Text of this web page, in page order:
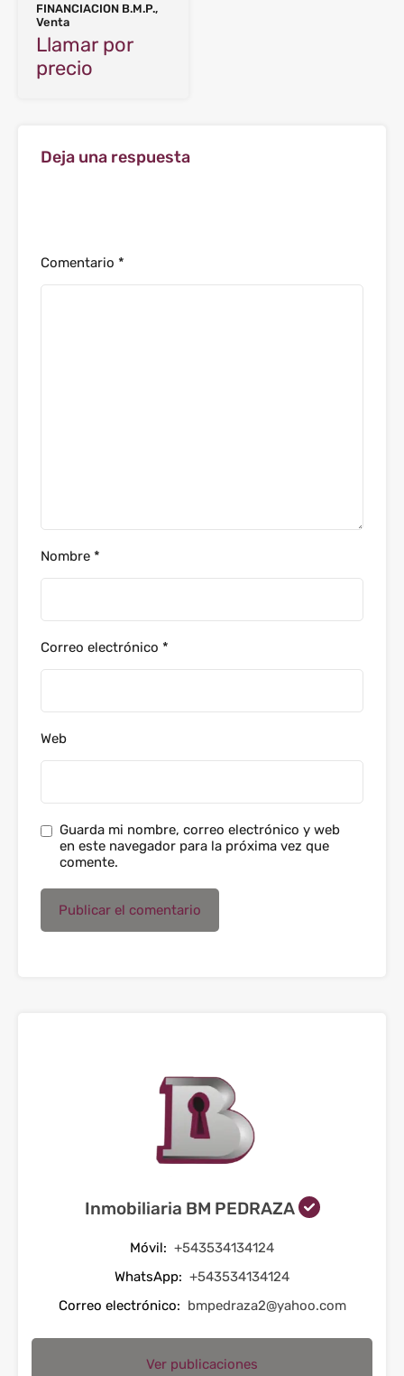
FINANCIACION B.M.P.,
Venta
Llamar por
precio
Deja una respuesta
Comentario *
Nombre *
Correo electrónico *
Web
Guarda mi nombre, correo electrónico y web
en este navegador para la próxima vez que
comente.
Inmobiliaria BM PEDRAZA
Móvil: +543534134124
WhatsApp: +543534134124
Correo electrónico: bmpedraza2@yahoo.com
Ver publicaciones